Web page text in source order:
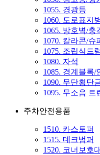
1055. 경광등
1060. 도로표지
1065. 방호벽/충
1070. 칼라콘/슈
1075. 조립식드
1080. 자석
1085. 경계블록/
1090. 무단횡단
1095. 무소음 트
주차안전용품
1510. 카스토퍼
1515. 데크범퍼
1520. 코너보호대